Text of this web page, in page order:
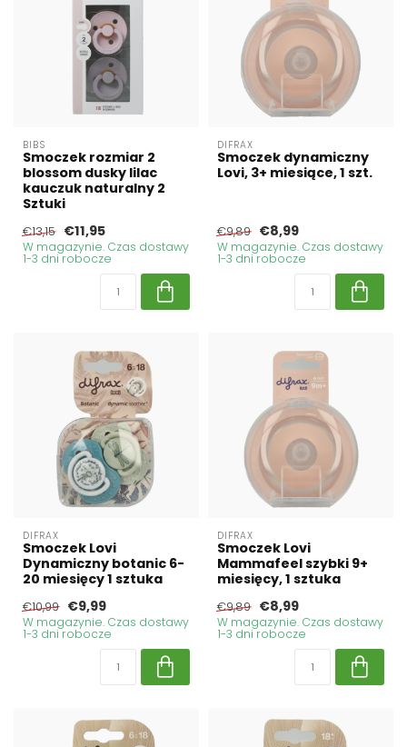
BIBS
Smoczek rozmiar 2
blossom dusky lilac
kauczuk naturalny 2
Sztuki
€13,15 €11,95
W magazynie. Czas dostawy
1-3 dni robocze
DIFRAX
Smoczek dynamiczny
Lovi, 3+ miesiące, 1 szt.
€9,89 €8,99
W magazynie. Czas dostawy
1-3 dni robocze
DIFRAX
Smoczek Lovi
Dynamiczny botanic 6-
20 miesięcy 1 sztuka
€10,99 €9,99
W magazynie. Czas dostawy
1-3 dni robocze
DIFRAX
Smoczek Lovi
Mammafeel szybki 9+
miesięcy, 1 sztuka
€9,89 €8,99
W magazynie. Czas dostawy
1-3 dni robocze